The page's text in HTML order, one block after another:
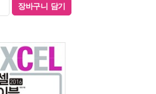
장바구니 담기